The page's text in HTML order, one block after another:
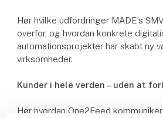
Hør hvilke udfordringer MADE’s
overfor, og hvordan konkrete
automationsprojekter har skabt ny
virksomheder.
Kunder i hele verden – uden at
Hør hvordan One2Feed